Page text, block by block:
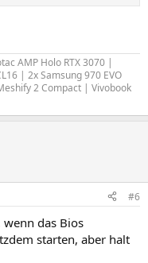
AMP Holo RTX 3070 |
| 2x Samsung 970 EVO
2 Compact | Vivobook
#6
das Bios
starten, aber halt